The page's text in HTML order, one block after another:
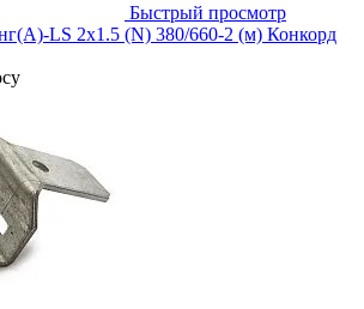
Быстрый просмотр
LS 2х1.5 (N) 380/660-2 (м) Конкорд